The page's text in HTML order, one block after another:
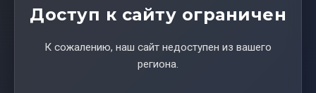
Доступ к сайту ограничен
К сожалению, наш сайт недоступен из вашего
региона.